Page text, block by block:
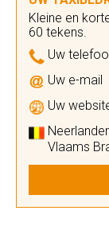
Kleine en
60 tekens.
Uw
Uw e-mail
Uw
Vlaams